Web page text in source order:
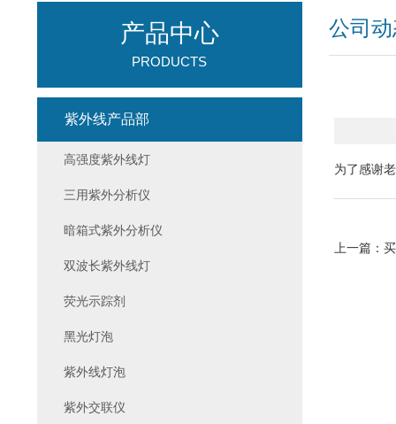
公司
为了感谢
上一篇：
产品中心
PRODUCTS
紫外线产品部
高强度紫外线灯
三用紫外分析仪
暗箱式紫外分析仪
双波长紫外线灯
荧光示踪剂
黑光灯泡
紫外线灯泡
紫外交联仪